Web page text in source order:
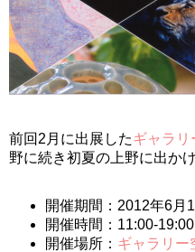
前回2月に出展したギャラリ
野に続き初夏の上野に出か
開催期間：2012年6月
開催時間：11:00-
開催場所： ギャラリー